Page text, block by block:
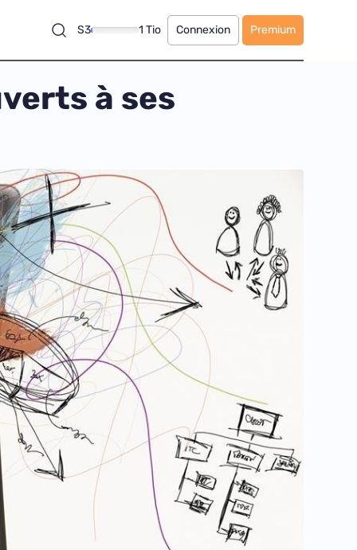
S3 1 Tio Connexion Premium
à ses